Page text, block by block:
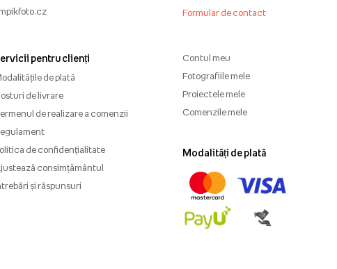
pentru clienți
de plată
de livrare
de realizare a comenzii
de confidențialitate
consimțământul
și răspunsuri
Formular de contact
Contul meu
Fotografiile mele
Proiectele mele
Comenzile mele
Modalități de plată